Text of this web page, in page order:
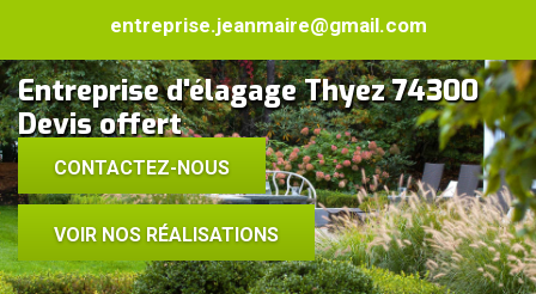
entreprise.jeanmaire@gmail.com
Entreprise d'élagage Thyez 74300
Devis offert
CONTACTEZ-NOUS
VOIR NOS RÉALISATIONS